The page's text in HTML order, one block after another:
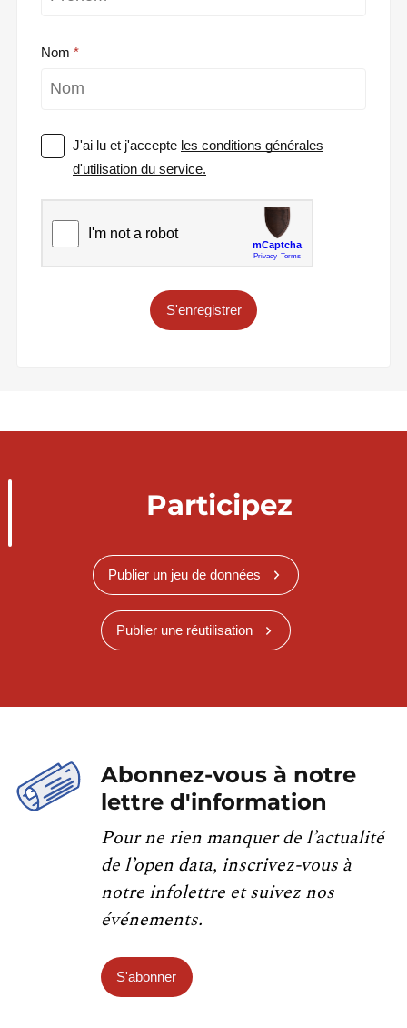
Nom
J'ai lu et j'accepte les conditions générales
d'utilisation du service.
S'enregistrer
Participez
Publier un jeu de données
Publier une réutilisation
Abonnez-vous à notre
lettre d'information
Pour ne rien manquer de l’actualité
de l’open data, inscrivez-vous à
notre infolettre et suivez nos
événements.
S'abonner